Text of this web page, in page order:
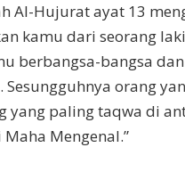
Al-Hujurat ayat 13
kamu dari seorang
berbangsa-bangsa
Sesungguhnya orang
yang paling taqwa di
Mengenal.”